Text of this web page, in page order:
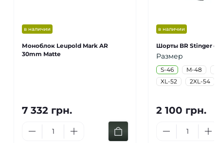
в наличии
Моноблок Leupold Mark AR
30mm Matte
7 332 грн.
в наличии
Шорты BR Stinger
Размер
S-46 M-48
XL-52
2XL-54
2 100 грн.